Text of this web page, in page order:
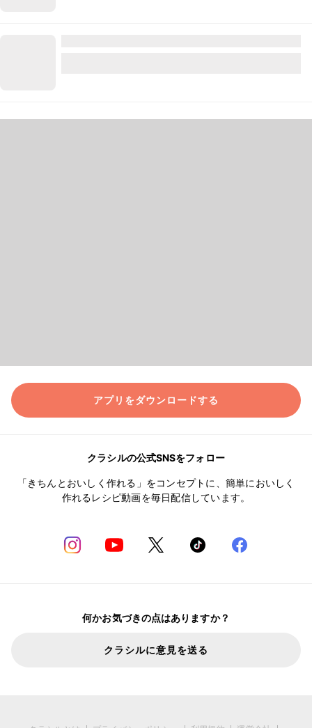
アプリをダウンロードする
クラシルの公式SNSをフォロー
「きちんとおいしく作れる」をコンセプトに、簡単においしく
作れるレシピ動画を毎日配信しています。
何かお気づきの点はありますか？
クラシルに意見を送る